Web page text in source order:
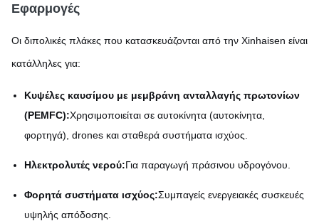
Εφαρμογές
Οι διπολικές πλάκες που κατασκευάζονται από την Xinhaisen είναι
κατάλληλες για:
Κυψέλες καυσίμου με μεμβράνη ανταλλαγής πρωτονίων
(PEMFC):Χρησιμοποιείται σε αυτοκίνητα (αυτοκίνητα,
φορτηγά), drones και σταθερά συστήματα ισχύος.
Ηλεκτρολυτές νερού:Για παραγωγή πράσινου υδρογόνου.
Φορητά συστήματα ισχύος:Συμπαγείς ενεργειακές συσκευές
υψηλής απόδοσης.